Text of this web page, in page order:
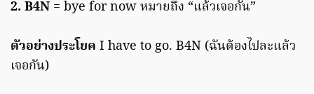
2. B4N = bye for now หมายถึง “แล้วเจอกัน”
ตัวอย่างประโยค I have to go. B4N (ฉันต้องไปละแล้ว
เจอกัน)